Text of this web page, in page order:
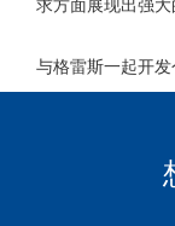
求方面展现出强大
与格雷斯一起开